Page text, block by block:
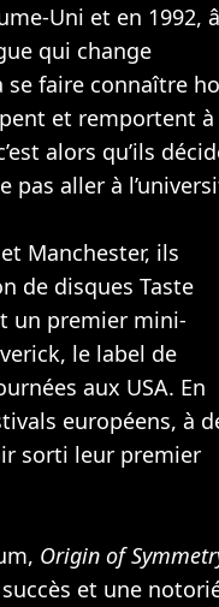
Uni et en 1992,
qui change
faire connaître
et remportent à
alors qu’ils
pas aller à
Manchester, ils
de disques Taste
un premier mini-
le label de
aux USA. En
européens, à
sorti leur premier
Origin of
et une